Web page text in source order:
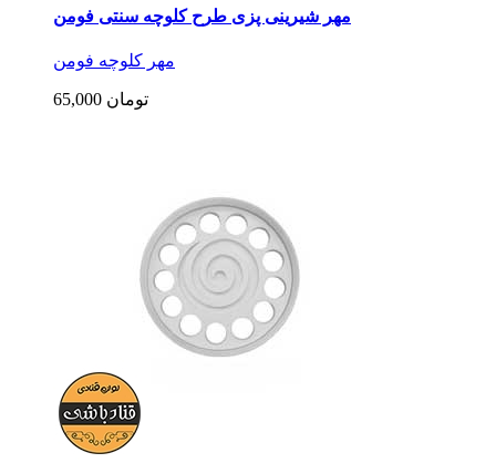
مهر شیرینی پزی طرح کلوچه سنتی فومن
مهر کلوچه فومن
65,000 تومان